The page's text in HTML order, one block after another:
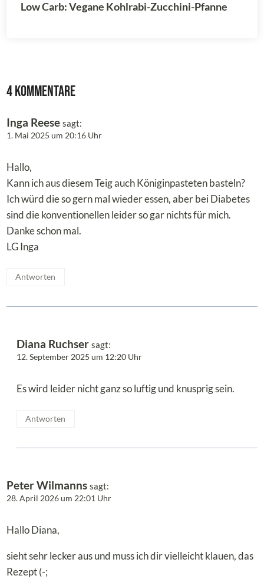
Low Carb: Vegane Kohlrabi-Zucchini-Pfanne
4 Kommentare
Inga Reese sagt:
1. Mai 2025 um 20:16 Uhr
Hallo,
Kann ich aus diesem Teig auch Königinpasteten basteln?
Ich würd die so gern mal wieder essen, aber bei Diabetes
sind die konventionellen leider so gar nichts für mich.
Danke schon mal.
LG Inga
Antworten
Diana Ruchser sagt:
12. September 2025 um 12:20 Uhr
Es wird leider nicht ganz so luftig und knusprig sein.
Antworten
Peter Wilmanns sagt:
28. April 2026 um 22:01 Uhr
Hallo Diana,
sieht sehr lecker aus und muss ich dir vielleicht klauen, das
Rezept (-;